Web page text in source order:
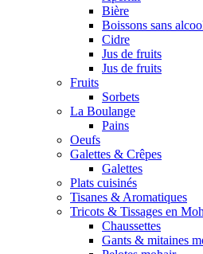
Bière
Boissons sans
Cidre
Jus de fruits
Jus de fruits
Fruits
Sorbets
La Boulange
Pains
Oeufs
Galettes & Crêpes
Galettes
Plats cuisinés
Tisanes & Aromatiques
Tricots & Tissages en
Chaussettes
Gants & mitaines